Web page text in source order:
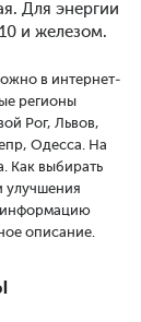
Для энергии
и железом.
в интернет-
регионы
Рог, Львов,
Одесса. На
Как выбирать
улучшения
информацию
описание.